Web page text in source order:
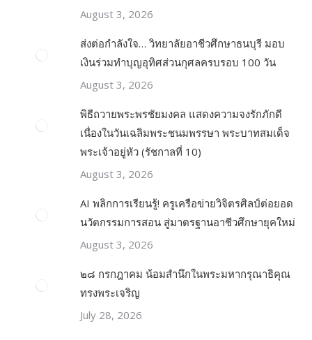
August 3, 2026
ส่งต่อกำลังใจ… วิทยาลัยอาชีวศึกษาธนบุรี มอบ
เงินร่วมทำบุญอุทิศส่วนกุศลครบรอบ 100 วัน
August 3, 2026
พิธีถวายพระพรชัยมงคล แสดงความจงรักภักดี
เนื่องในวันเฉลิมพระชนมพรรษา พระบาทสมเด็จ
พระเจ้าอยู่หัว (รัชกาลที่ 10)
August 3, 2026
AI พลิกการเรียนรู้! ครูเครือข่ายวิจิตรศิลป์ต่อยอด
นวัตกรรมการสอน สู่มาตรฐานอาชีวศึกษายุคใหม่
August 3, 2026
๒๘ กรกฎาคม น้อมสำนึกในพระมหากรุณาธิคุณ
ทรงพระเจริญ
July 28, 2026